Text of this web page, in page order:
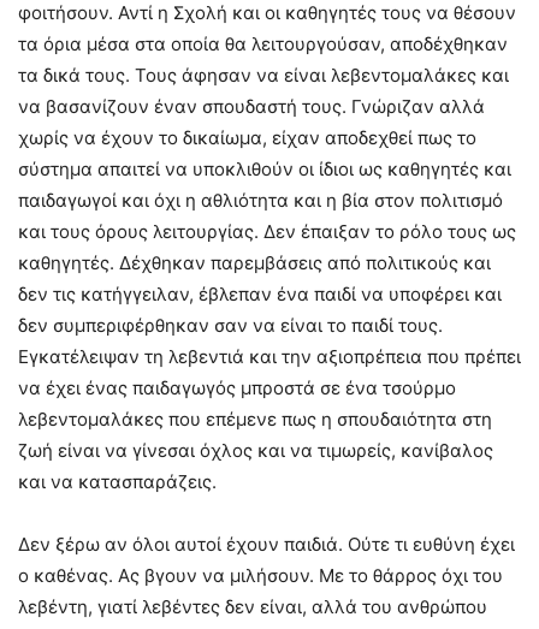
φοιτήσουν. Αντί η Σχολή και οι καθηγητές τους να θέσουν
τα όρια μέσα στα οποία θα λειτουργούσαν, αποδέχθηκαν
τα δικά τους. Τους άφησαν να είναι λεβεντομαλάκες και
να βασανίζουν έναν σπουδαστή τους. Γνώριζαν αλλά
χωρίς να έχουν το δικαίωμα, είχαν αποδεχθεί πως το
σύστημα απαιτεί να υποκλιθούν οι ίδιοι ως καθηγητές και
παιδαγωγοί και όχι η αθλιότητα και η βία στον πολιτισμό
και τους όρους λειτουργίας. Δεν έπαιξαν το ρόλο τους ως
καθηγητές. Δέχθηκαν παρεμβάσεις από πολιτικούς και
δεν τις κατήγγειλαν, έβλεπαν ένα παιδί να υποφέρει και
δεν συμπεριφέρθηκαν σαν να είναι το παιδί τους.
Εγκατέλειψαν τη λεβεντιά και την αξιοπρέπεια που πρέπει
να έχει ένας παιδαγωγός μπροστά σε ένα τσούρμο
λεβεντομαλάκες που επέμενε πως η σπουδαιότητα στη
ζωή είναι να γίνεσαι όχλος και να τιμωρείς, κανίβαλος
και να κατασπαράζεις.
Δεν ξέρω αν όλοι αυτοί έχουν παιδιά. Ούτε τι ευθύνη έχει
ο καθένας. Ας βγουν να μιλήσουν. Με το θάρρος όχι του
λεβέντη, γιατί λεβέντες δεν είναι, αλλά του ανθρώπου